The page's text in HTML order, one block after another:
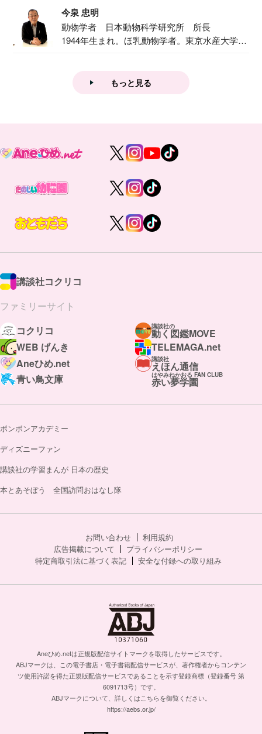
今泉 忠明
動物学者 日本動物科学研究所 所長
1944年生まれ。ほ乳動物学者。東京水産大学卒
もっと見る
講談社コクリコ
ファミリーサイト
コクリコ
講談社の
動く図鑑MOVE
WEB げんき
TELEMAGA.net
Aneひめ.net
講談社
えほん通信
青い鳥文庫
はやみねかおる FAN CLUB
赤い夢学園
ボンボンアカデミー
ディズニーファン
講談社の学習まんが 日本の歴史
本とあそぼう 全国訪問おはなし隊
お問い合わせ
利用規約
広告掲載について
プライバシーポリシー
特定商取引法に基づく表記
安全な付録への取り組み
Aneひめ.netは正規版配信サイトマークを取得したサービスです。
ABJマークは、この電子書店・電子書籍配信サービスが、著作権者からコンテン
ツ使用許諾を得た正規版配信サービスであることを示す登録商標（登録番号 第
6091713号）です。
ABJマークについて、詳しくはこちらを御覧ください。
https://aebs.or.jp/